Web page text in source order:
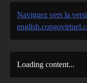
Naviguez vers la
Loading content...